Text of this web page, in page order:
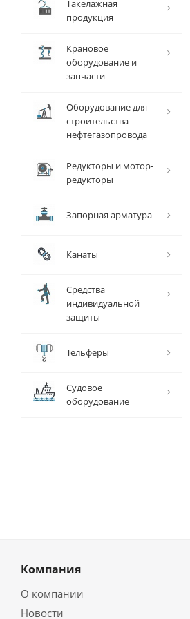
Такелажная
продукция
Крановое
оборудование и
запчасти
Оборудование для
строительства
нефтегазопровода
Редукторы и мотор-
редукторы
Запорная арматура
Канаты
Средства
индивидуальной
защиты
Тельферы
Судовое
оборудование
Компания
О компании
Новости